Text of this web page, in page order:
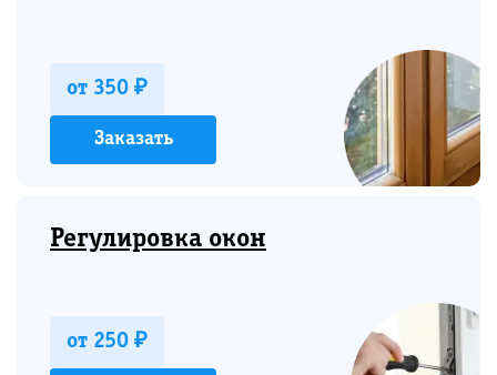
от 350 ₽
Заказать
Регулировка окон
от 250 ₽